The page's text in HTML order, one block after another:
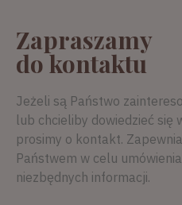
Zapraszamy
do kontaktu
Jeżeli są Państwo
lub chcieliby dowiedzieć się
prosimy o kontakt.
Państwem w celu
niezbędnych informacji.